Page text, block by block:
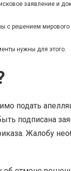
заявление и
с решением мирового
нужны для этого.
подать
подписана
Жалобу